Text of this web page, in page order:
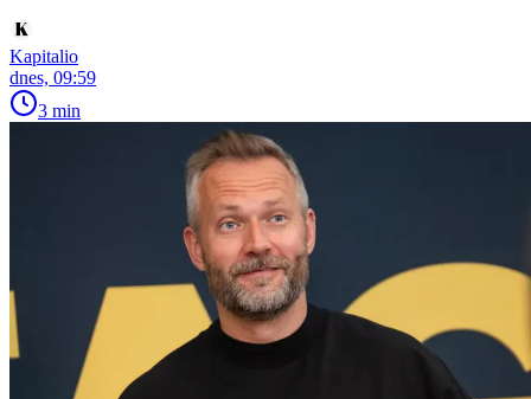
Kapitalio
dnes, 09:59
3 min